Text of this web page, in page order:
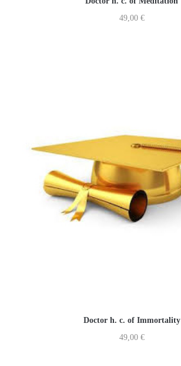
49,00 €
Doctor h. c. of Immortality
49,00 €